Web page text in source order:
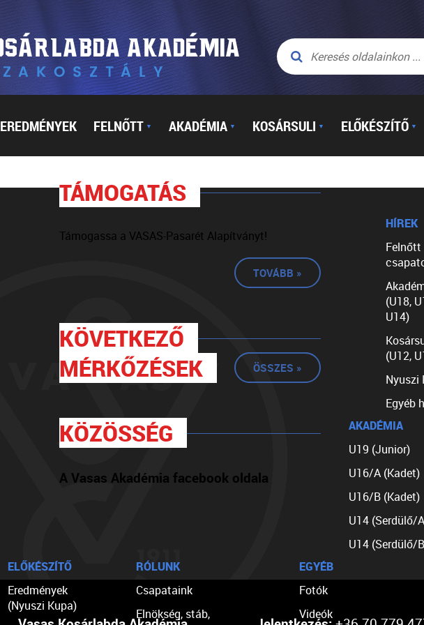
EREDMÉNYEK FELNŐTT ▼ AKADÉMIA ▼ KOSÁRSULI ▼ ELŐKÉSZÍTŐ ▼
TÁMOGATÁS
Támogassa a VASAS-Pasarét Alapítványt!
TOVÁBB »
KÖVETKEZŐ
MÉRKŐZÉSEK
ÖSSZES »
KÖZÖSSÉG
A Vasas Akadémia facebook oldala
HÍREK
Felnőtt
(U18,
U14)
(U12,
Nyuszi
Egyéb
AKADÉMIA
U19 (Junior)
U16/A (Kadet)
U16/B (Kadet)
U14 (Serdülő/
U14 (Serdülő/
ELŐKÉSZÍTŐ
Eredmények
(Nyuszi Kupa)
RÓLUNK
Csapataink
Elnökség, stáb,
EGYÉB
Fotók
Videók